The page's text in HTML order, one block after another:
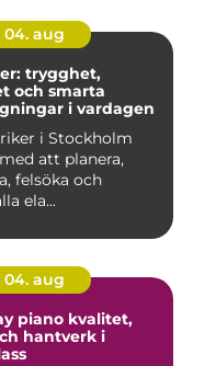
04. aug
trygghet,
och smarta
i vardagen
i Stockholm
att planera,
felsöka och
ela...
04. aug
kvalitet,
hantverk i